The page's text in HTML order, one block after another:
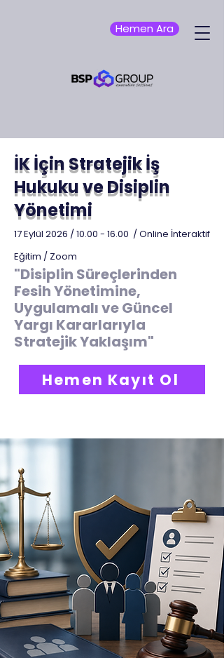
Hemen Ara
İK İçin Stratejik İş
Hukuku ve Disiplin
Yönetimi
17 Eylül 2026 /10.00 - 16.00 / Online İnteraktif
Eğitim / Zoom
"Disiplin Süreçlerinden
Fesih Yönetimine,
Uygulamalı ve Güncel
Yargı Kararlarıyla
Stratejik Yaklaşım"
Hemen Kayıt Ol